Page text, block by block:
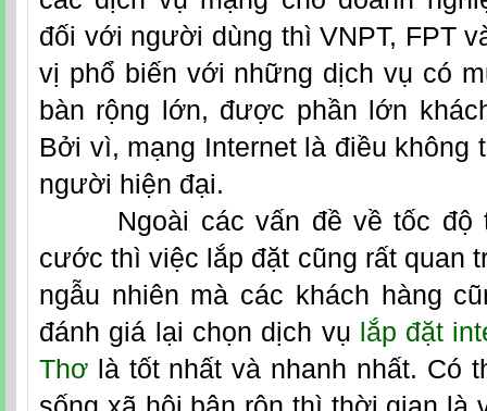
đối với người dùng thì VNPT, FPT
vị phổ biến với những dịch vụ có
bàn rộng lớn, được phần lớn
Bởi vì, mạng Internet là điều không
người hiện đại.
Ngoài các vấn đề về tốc độ
cước thì việc lắp đặt cũng rất quan
ngẫu nhiên mà các khách hàng
đánh giá lại chọn dịch vụ lắp đặt
Thơ là tốt nhất và nhanh nhất. Có